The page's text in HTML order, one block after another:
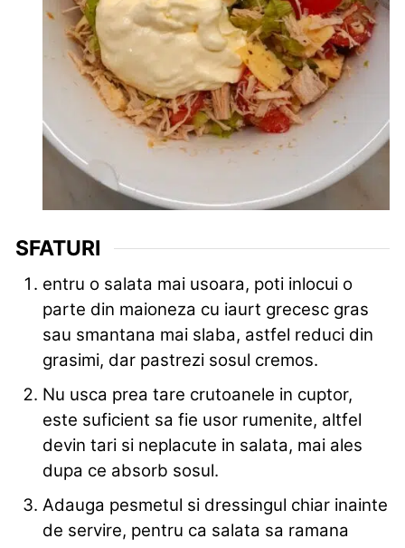
SFATURI
entru o salata mai usoara, poti inlocui o
parte din maioneza cu iaurt grecesc gras
sau smantana mai slaba, astfel reduci din
grasimi, dar pastrezi sosul cremos.
Nu usca prea tare crutoanele in cuptor,
este suficient sa fie usor rumenite, altfel
devin tari si neplacute in salata, mai ales
dupa ce absorb sosul.
Adauga pesmetul si dressingul chiar inainte
de servire, pentru ca salata sa ramana